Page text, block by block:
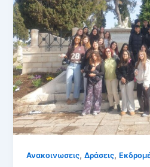
Ανακοινωσεις,Δράσεις,